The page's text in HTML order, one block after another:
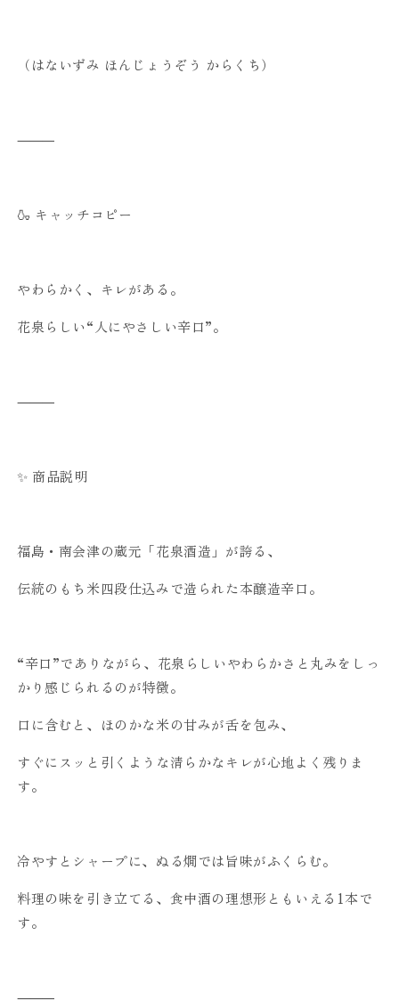
（はないずみ ほんじょうぞう からくち）
⸻
🍶 キャッチコピー
やわらかく、キレがある。
花泉らしい“人にやさしい辛口”。
⸻
✨ 商品説明
福島・南会津の蔵元「花泉酒造」が誇る、
伝統のもち米四段仕込みで造られた本醸造辛口。
“辛口”でありながら、花泉らしいやわらかさと丸みをしっ
かり感じられるのが特徴。
口に含むと、ほのかな米の甘みが舌を包み、
すぐにスッと引くような清らかなキレが心地よく残りま
す。
冷やすとシャープに、ぬる燗では旨味がふくらむ。
料理の味を引き立てる、食中酒の理想形ともいえる1本で
す。